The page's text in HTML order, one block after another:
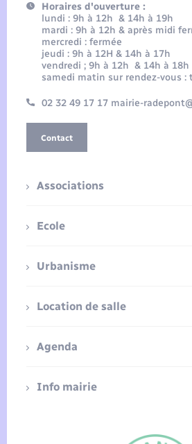
Horaires d'ouverture :
lundi : 9h à 12h & 14h à 19h
mardi : 9h à 12h & après midi
mercredi : fermée
jeudi : 9h à 12H & 14h à 17h
vendredi ; 9h à 12h & 14h à 18h
samedi matin sur rendez-vous :
02 32 49 17 17 mairie-
Contact
Associations
Ecole
Urbanisme
Location de salle
Agenda
Info mairie